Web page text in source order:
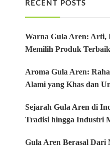
RECENT POSTS
Warna Gula Aren: Arti,
Memilih Produk Terbaik
Aroma Gula Aren:
Alami yang Khas dan
Sejarah Gula Aren di
Tradisi hingga Industri
Gula Aren Berasal Dari